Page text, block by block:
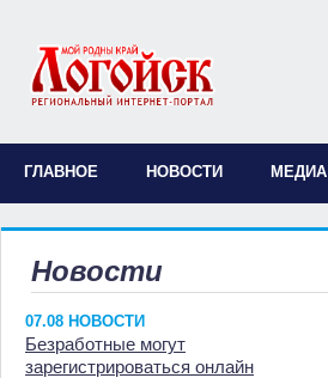
ГЛАВНОЕ НОВОСТИ МЕДИА
Новости
07.08 НОВОСТИ
Безработные могут
зарегистрироваться онлайн